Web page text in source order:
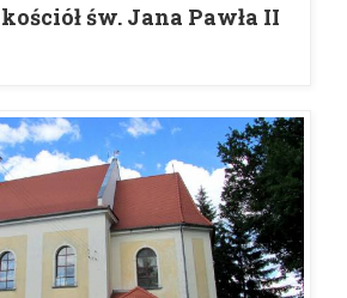
św. Jana Pawła II